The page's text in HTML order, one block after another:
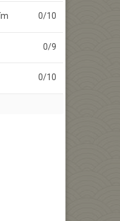
0/10
0/9
0/10